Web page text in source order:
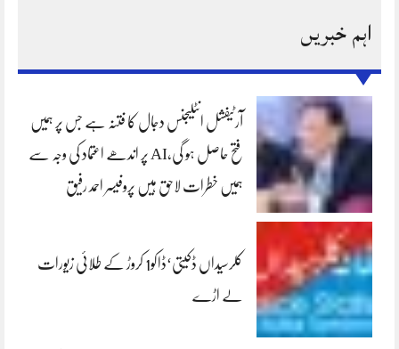
اہم خبریں
آرٹیفشل انٹلیجنس دجال کا فتنہ ہے جس پر ہمیں
فتح حاصل ہو گی،AI پر اندھے اعتماد کی وجہ سے
ہمیں خطرات لاحق ہیں پروفیسر احمد رفیق
کلرسیداں ڈکیتی‘ڈاکو1 کروڑ کے طلائی زیورات
لے اڑے